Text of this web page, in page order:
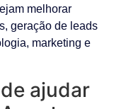
melhorar
geração de leads
marketing e
ajudar